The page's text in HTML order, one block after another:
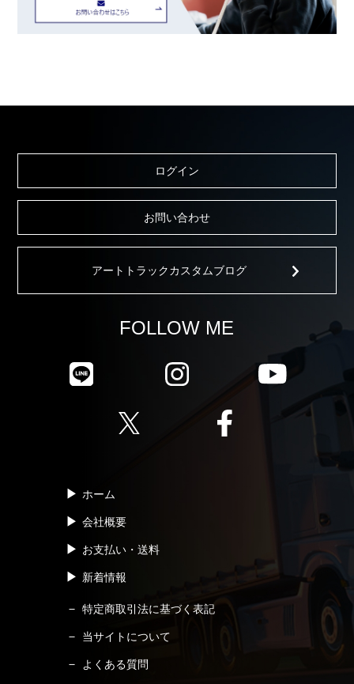
ログイン
お問い合わせ
アートトラックカスタムブログ
FOLLOW ME
ホーム
会社概要
お支払い・送料
新着情報
特定商取引法に基づく表記
当サイトについて
よくある質問